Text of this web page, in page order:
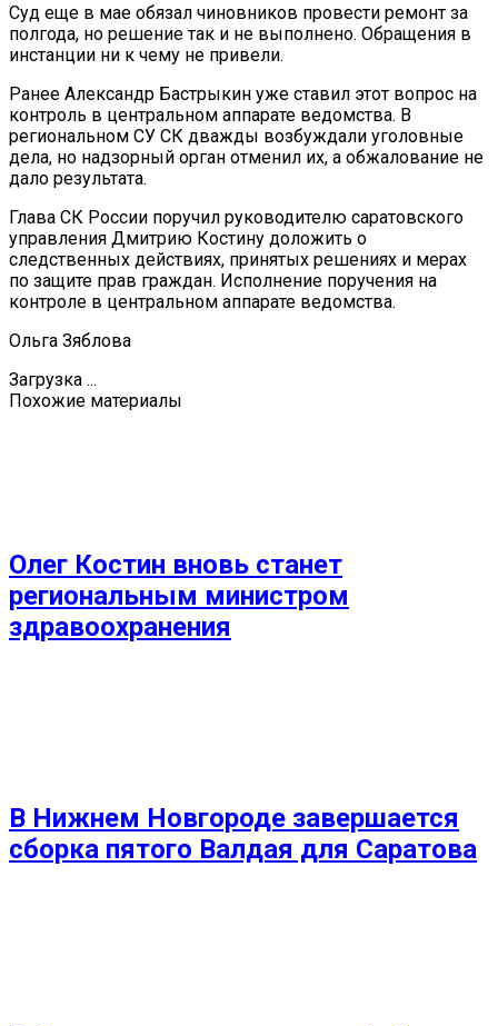
Суд еще в мае обязал чиновников провести ремонт за
полгода, но решение так и не выполнено. Обращения в
инстанции ни к чему не привели.
Ранее Александр Бастрыкин уже ставил этот вопрос на
контроль в центральном аппарате ведомства. В
региональном СУ СК дважды возбуждали уголовные
дела, но надзорный орган отменил их, а обжалование не
дало результата.
Глава СК России поручил руководителю саратовского
управления Дмитрию Костину доложить о
следственных действиях, принятых решениях и мерах
по защите прав граждан. Исполнение поручения на
контроле в центральном аппарате ведомства.
Ольга Зяблова
Загрузка ...
Похожие материалы
Олег Костин вновь станет
региональным министром
здравоохранения
В Нижнем Новгороде завершается
сборка пятого Валдая для Саратова